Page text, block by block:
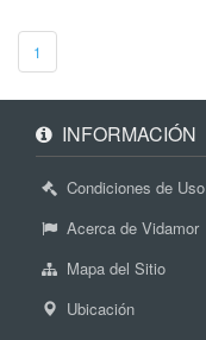
1
INFORMACIÓN
Condiciones de Uso
Acerca de Vidamor
Mapa del Sitio
Ubicación